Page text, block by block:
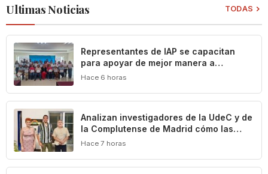
Ultimas Noticias TODAS
Representantes de IAP se capacitan
para apoyar de mejor manera a
población vulnerable del estado de
Hace 6 horas
Analizan investigadores de la UdeC y de
la Complutense de Madrid cómo las
leyes definen y limitan el patrimonio
Hace 7 horas